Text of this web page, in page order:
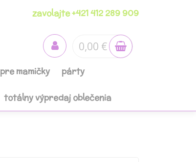
zavolajte +421 412 289 909
0,00 €
pre mamičky párty
totálny výpredaj oblečenia